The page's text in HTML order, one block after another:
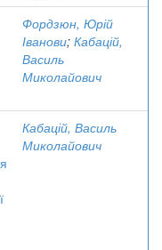
Фордзюн, Юрій
Іванови; Кабацій,
Василь
Миколайович
Кабацій, Василь
Миколайович